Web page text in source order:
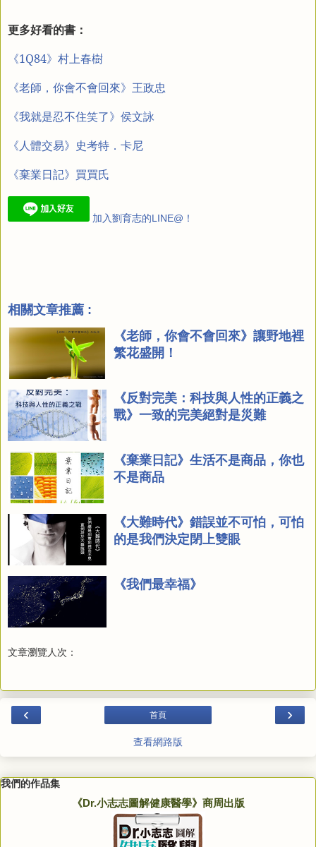
更多好看的書：
《1Q84》村上春樹
《老師，你會不會回來》王政忠
《我就是忍不住笑了》侯文詠
《人體交易》史考特．卡尼
《棄業日記》買買氏
加入劉育志的LINE@！
相關文章推薦 :
《老師，你會不會回來》讓野地裡
繁花盛開！
《反對完美：科技與人性的正義之
戰》一致的完美絕對是災難
《棄業日記》生活不是商品，你也
不是商品
《大難時代》錯誤並不可怕，可怕
的是我們決定閉上雙眼
《我們最幸福》
文章瀏覽人次：
‹ ›
首頁
查看網路版
我們的作品集
《Dr.小志志圖解健康醫學》商周出版